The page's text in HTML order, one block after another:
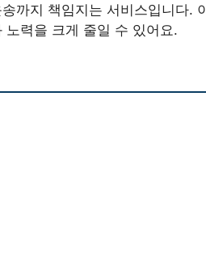
까지 책임지는 서비스입니다.
력을 크게 줄일 수 있어요.